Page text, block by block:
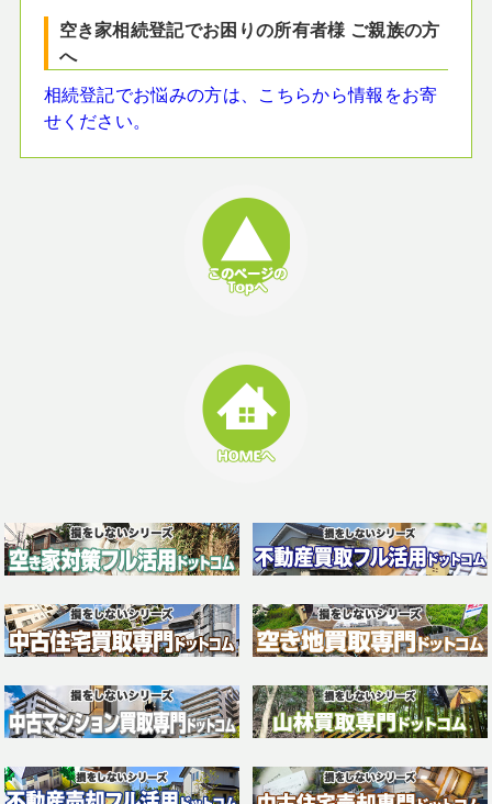
空き家相続登記でお困りの所有者様 ご親族の方
へ
相続登記でお悩みの方は、こちらから情報をお寄
せください。